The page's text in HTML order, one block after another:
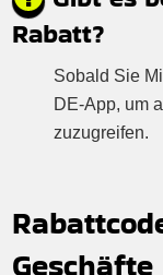
Rabatt?
Sobald Sie
DE-App, um
zuzugreifen.
Geschäfte